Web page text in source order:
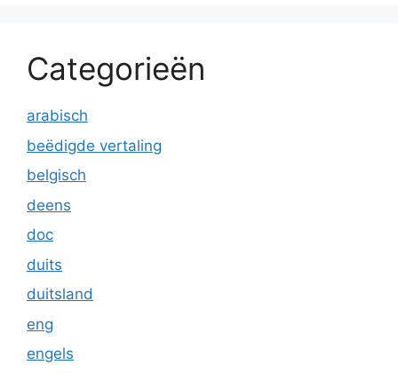
Categorieën
arabisch
beëdigde vertaling
belgisch
deens
doc
duits
duitsland
eng
engels